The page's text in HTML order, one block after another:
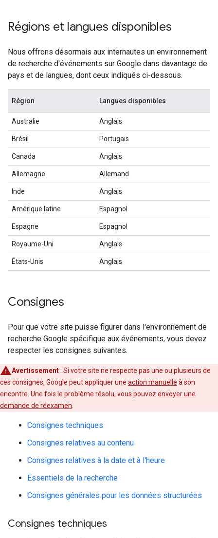
Régions et langues disponibles
Nous offrons désormais aux internautes un environnement
de recherche d'événements sur Google dans davantage de
pays et de langues, dont ceux indiqués ci-dessous.
Région Langues disponibles
Australie Anglais
Brésil Portugais
Canada Anglais
Allemagne Allemand
Inde Anglais
Amérique latine Espagnol
Espagne Espagnol
Royaume-Uni Anglais
États-Unis Anglais
Consignes
Pour que votre site puisse figurer dans l'environnement de
recherche Google spécifique aux événements, vous devez
respecter les consignes suivantes.
Avertissement: Si votre site ne respecte pas une ou plusieurs de
ces consignes, Google peut appliquer une action manuelle à son
encontre. Une fois le problème résolu, vous pouvez envoyer une
demande de réexamen
Consignes techniques
Consignes relatives au contenu
Consignes relatives à la date et à l'heure
Essentiels de la recherche
Consignes générales pour les données structurées
Consignes techniques